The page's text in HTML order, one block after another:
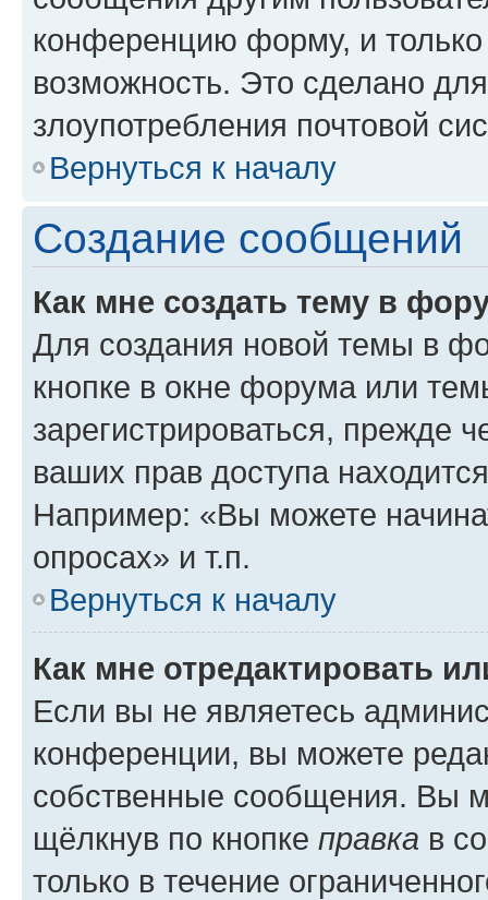
конференцию форму, и
возможность. Это сделано
злоупотребления почтовой
Вернуться к началу
Создание сообщений
Как мне создать тему в
Для создания новой темы в
кнопке в окне форума или
зарегистрироваться, прежде
ваших прав доступа
Например: «Вы можете
опросах» и т.п.
Вернуться к началу
Как мне отредактировать
Если вы не являетесь
конференции, вы можете
собственные сообщения. Вы
щёлкнув по кнопке правка в
только в течение